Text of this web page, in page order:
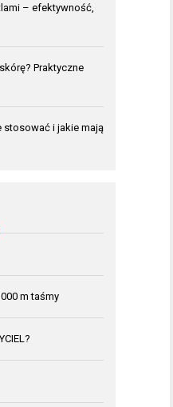
– efektywność,
Praktyczne
stosować i jakie mają
m taśmy